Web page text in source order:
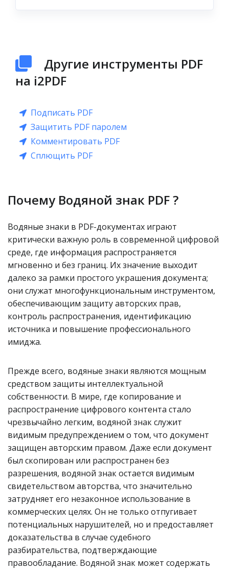
Другие инструменты PDF
на i2PDF
Подписать PDF
Защитить PDF паролем
Комментировать PDF
Сплющить PDF
Почему Водяной знак PDF ?
Водяные знаки в PDF-документах играют
критически важную роль в современной цифровой
среде, где информация распространяется
мгновенно и без границ. Их значение выходит
далеко за рамки простого украшения документа;
они служат многофункциональным инструментом,
обеспечивающим защиту авторских прав,
контроль распространения, идентификацию
источника и повышение профессионального
имиджа.
Прежде всего, водяные знаки являются мощным
средством защиты интеллектуальной
собственности. В мире, где копирование и
распространение цифрового контента стало
чрезвычайно легким, водяной знак служит
видимым предупреждением о том, что документ
защищен авторским правом. Даже если документ
был скопирован или распространен без
разрешения, водяной знак остается видимым
свидетельством авторства, что значительно
затрудняет его незаконное использование в
коммерческих целях. Он не только отпугивает
потенциальных нарушителей, но и предоставляет
доказательства в случае судебного
разбирательства, подтверждающие
правообладание. Водяной знак может содержать